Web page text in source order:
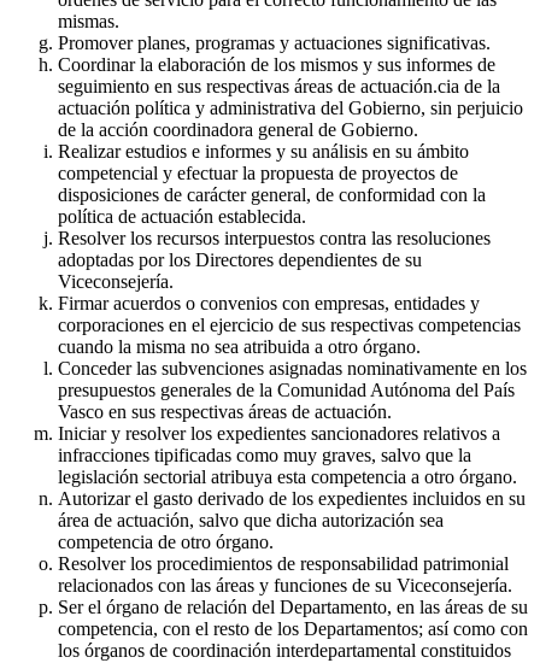
mismas.
Promover planes, programas y actuaciones significativas.
Coordinar la elaboración de los mismos y sus informes de
seguimiento en sus respectivas áreas de actuación.cia de la
actuación política y administrativa del Gobierno, sin perjuicio
de la acción coordinadora general de Gobierno.
Realizar estudios e informes y su análisis en su ámbito
competencial y efectuar la propuesta de proyectos de
disposiciones de carácter general, de conformidad con la
política de actuación establecida.
Resolver los recursos interpuestos contra las resoluciones
adoptadas por los Directores dependientes de su
Viceconsejería.
Firmar acuerdos o convenios con empresas, entidades y
corporaciones en el ejercicio de sus respectivas competencias
cuando la misma no sea atribuida a otro órgano.
Conceder las subvenciones asignadas nominativamente en los
presupuestos generales de la Comunidad Autónoma del País
Vasco en sus respectivas áreas de actuación.
Iniciar y resolver los expedientes sancionadores relativos a
infracciones tipificadas como muy graves, salvo que la
legislación sectorial atribuya esta competencia a otro órgano.
Autorizar el gasto derivado de los expedientes incluidos en su
área de actuación, salvo que dicha autorización sea
competencia de otro órgano.
Resolver los procedimientos de responsabilidad patrimonial
relacionados con las áreas y funciones de su Viceconsejería.
Ser el órgano de relación del Departamento, en las áreas de su
competencia, con el resto de los Departamentos; así como con
los órganos de coordinación interdepartamental constituidos